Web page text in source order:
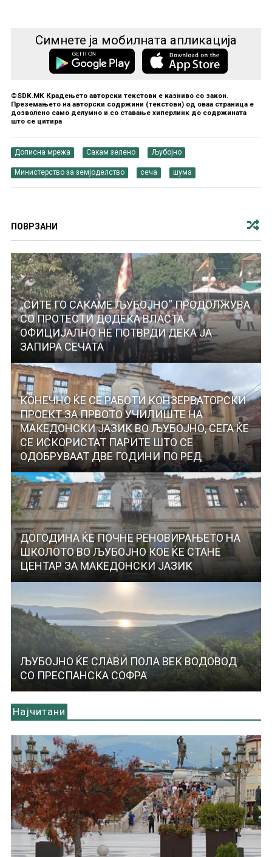
Симнете ја мобилната апликација
©SDK.MK Крадењето авторски текстови е казниво со закон.
Преземањето на авторски содржини (текстови) од оваа страница е
дозволено само делумно и со ставање хиперлинк до содржината
што се цитира
Дописна мрежа Сакам зелено Љубојно
Министерство за земјоделство сеча шума
ПОВРЗАНИ
„СИТЕ ГО САКАМЕ ЉУБОЈНО“ ПРОДОЛЖУВА
СО ПРОТЕСТИ ДОДЕКА ВЛАСТА
ОФИЦИЈАЛНО НЕ ПОТВРДИ ДЕКА ЈА
ЗАПИРА СЕЧАТА
КОНЕЧНО ЌЕ СЕ РАБОТИ КОНЗЕРВАТОРСКИ
ПРОЕКТ ЗА ПРВОТО УЧИЛИШТЕ НА
МАКЕДОНСКИ ЈАЗИК ВО ЉУБОЈНО, СЕГА ЌЕ
СЕ ИСКОРИСТАТ ПАРИТЕ ШТО СЕ
ОДОБРУВААТ ДВЕ ГОДИНИ ПО РЕД
ДОГОДИНА ЌЕ ПОЧНЕ РЕНОВИРАЊЕТО НА
ШКОЛОТО ВО ЉУБОЈНО КОЕ ЌЕ СТАНЕ
ЦЕНТАР ЗА МАКЕДОНСКИ ЈАЗИК
ЉУБОЈНО ЌЕ СЛАВИ ПОЛА ВЕК ВОДОВОД
СО ПРЕСПАНСКА СОФРА
Најчитани